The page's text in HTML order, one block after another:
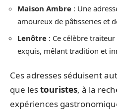
Maison Ambre : Une
amoureux de pâtisseries et
Lenôtre : Ce célèbre
exquis, mêlant tradition et
Ces adresses séduisent
que lestouristes, à la
expériences